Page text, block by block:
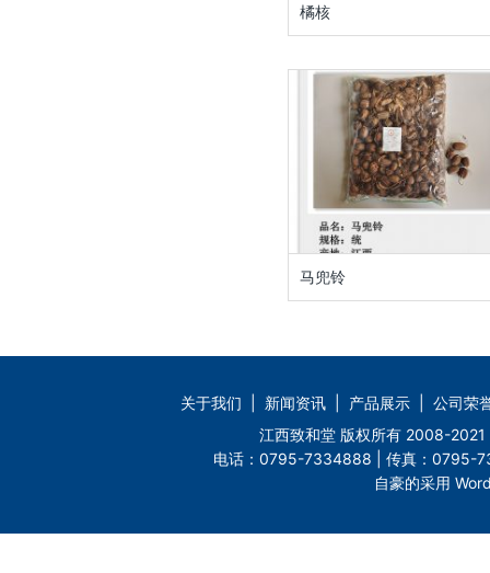
橘核
马兜铃
关于我们 新闻资讯 产品展示
公司荣
江西致和堂 版权所有 2008-
电话：0795-7334888 | 传真：0795-
自豪的采用